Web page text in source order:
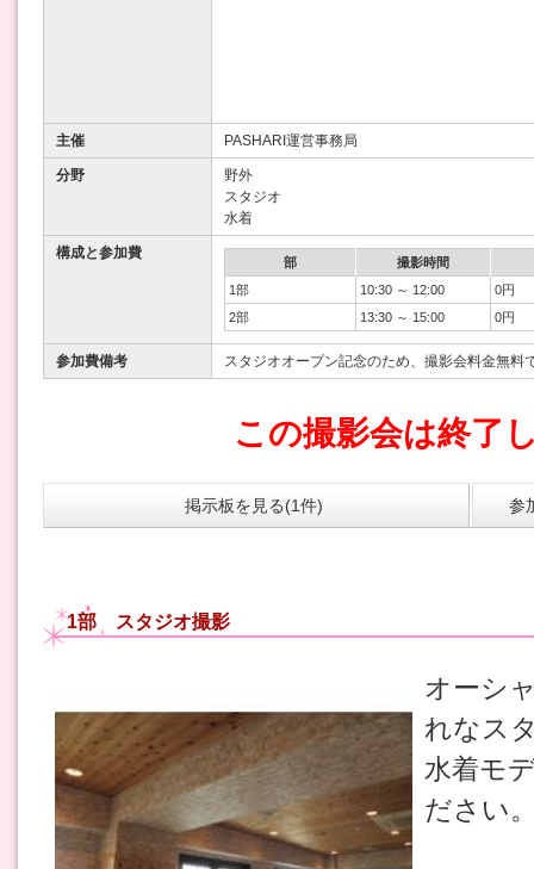
主催 PASHARI運営事務局
分野
野外
スタジオ
水着
構成と参加費
部
撮影時間
1部
10:30 ～ 12:00
0円
2部
13:30 ～ 15:00 0円
参加費備考 スタジオオープン記念のため、撮影会料金無料
この撮影会は終了
掲示板を見る(1件) 参
1部 スタジオ撮影
オーシ
れなス
水着モ
ださい